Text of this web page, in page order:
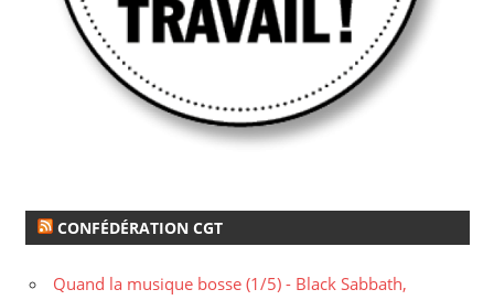
CONFÉDÉRATION CGT
Quand la musique bosse (1/5) - Black Sabbath,